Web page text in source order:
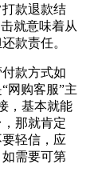
款退款结
就意味着从
款责任。
款方式如
网购客服”主
，基本就能
那就肯定
轻信，应
需要可第